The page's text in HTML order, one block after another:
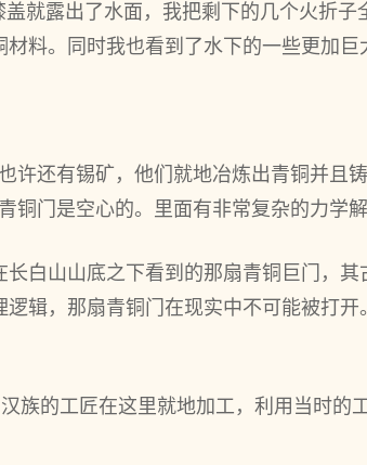
就露出了水面，我把剩下的几个火折子
料。同时我也看到了水下的一些更加巨
许还有锡矿，他们就地冶炼出青铜并且
铜门是空心的。里面有非常复杂的力学
白山山底之下看到的那扇青铜巨门，
辑，那扇青铜门在现实中不可能被打开
族的工匠在这里就地加工，利用当时的